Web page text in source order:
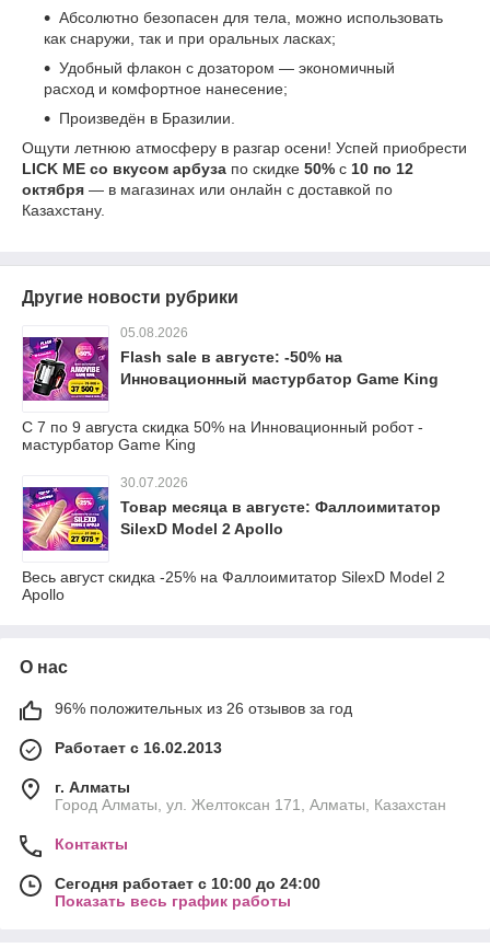
Абсолютно безопасен для тела, можно использовать
как снаружи, так и при оральных ласках;
Удобный флакон с дозатором — экономичный
расход и комфортное нанесение;
Произведён в Бразилии.
Ощути летнюю атмосферу в разгар осени! Успей приобрести
LICK ME со вкусом арбуза по скидке 50% с 10 по 12
октября — в магазинах или онлайн с доставкой по
Казахстану.
Другие новости рубрики
05.08.2026
Flash sale в августе: -50% на
Инновационный мастурбатор Game King
С 7 по 9 августа скидка 50% на Инновационный робот -
мастурбатор Game King
30.07.2026
Товар месяца в августе: Фаллоимитатор
SilexD Model 2 Apollo
Весь август скидка -25% на Фаллоимитатор SilexD Model 2
Apollo
О нас
96% положительных из 26 отзывов за год
Работает с 16.02.2013
г. Алматы
Город Алматы, ул. Желтоксан 171, Алматы, Казахстан
Контакты
Сегодня работает с 10:00 до 24:00
Показать весь график работы